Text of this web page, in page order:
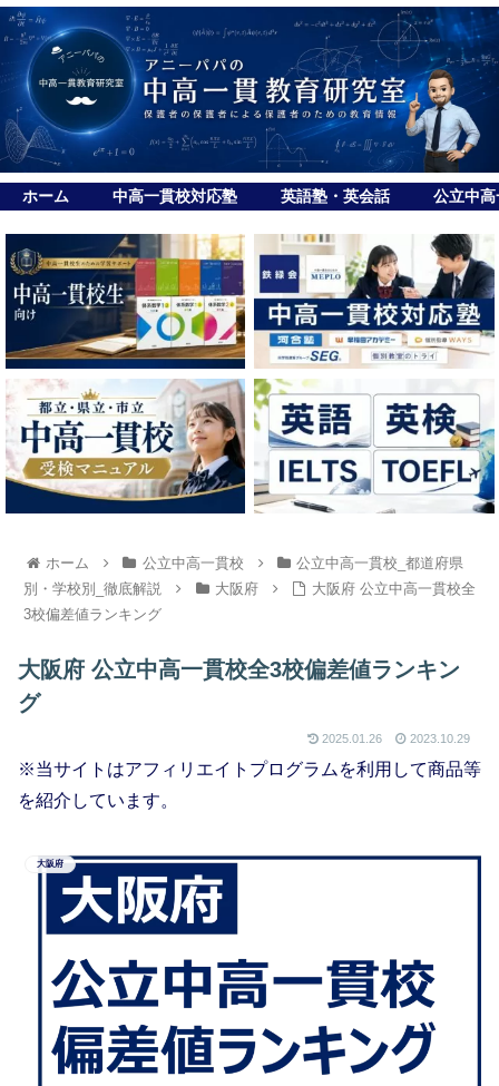
ホーム 中高一貫校対応塾 英語塾・英会話 公立中
ホーム 公立中高一貫校
公立中高一貫校_都道府県
別・学校別_徹底解説
大阪府
大阪府 公立中高一貫校全
3校偏差値ランキング
大阪府 公立中高一貫校全3校偏差値ランキン
グ
2025.01.26 2023.10.29
※当サイトはアフィリエイトプログラムを利用して商品等
を紹介しています。
大阪府